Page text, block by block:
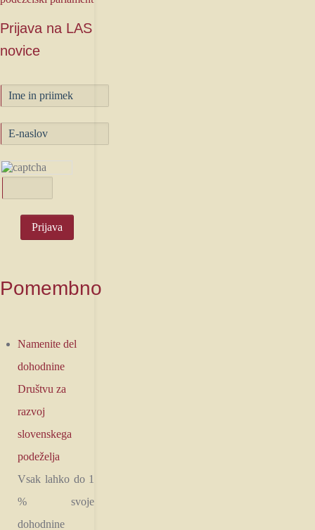
Prijava na LAS
novice
Pomembno
Namenite del
dohodnine
Društvu za
razvoj
slovenskega
podeželja
Vsak lahko do 1
% svoje
dohodnine